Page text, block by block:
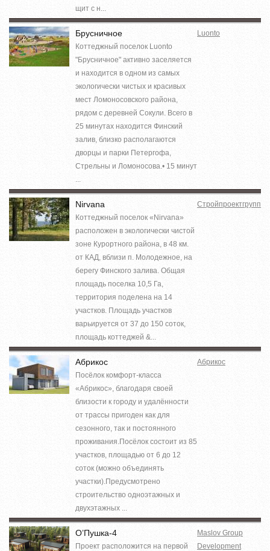
щит с н...
Брусничное
Коттеджный поселок Luonto
"Брусничное" активно заселяется
и находится в одном из самых
экологически чистых и красивых
мест Ломоносовского района,
рядом с деревней Сокули. Всего в
25 минутах находится Финский
залив, близко располагаются
дворцы и парки Петергофа,
Стрельны и Ломоносова.• 15 минут
Luonto
Nirvana
Коттеджный поселок «Nirvana»
расположен в экологически чистой
зоне Курортного района, в 48 км.
от КАД, вблизи п. Молодежное, на
берегу Финского залива. Общая
площадь поселка 10,5 Га,
территория поделена на 14
участков. Площадь участков
варьируется от 37 до 150 соток,
площадь коттеджей &...
Стройпроектгрупп
Абрикос
Посёлок комфорт-класса
«Абрикос», благодаря своей
близости к городу и удалённости
от трассы пригоден как для
сезонного, так и постоянного
проживания.Посёлок состоит из 85
участков, площадью от 6 до 12
соток (можно объединять
участки).Предусмотрено
строительство одноэтажных и
двухэтажных ...
Абрикос
О’Пушка-4
Проект расположится на первой
Maslov Group
Development